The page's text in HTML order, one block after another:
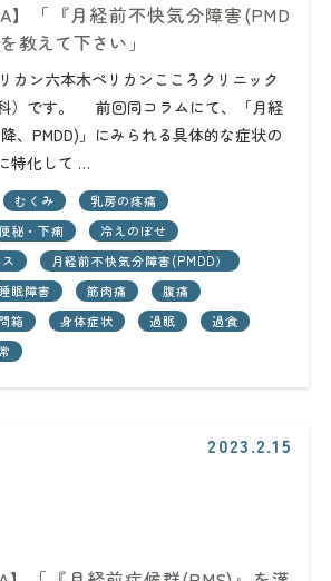
】「『月経前不快気分障害(PMD
教えて下さい」
カン六本木ペリカンこころクリニック
科）です。 前回同コラムにて、「月経
、PMDD)」にみられる具体的な症状の
特化して …
むくみ
乳房の疼痛
秘・下痢
冷えのぼせ
月経前不快気分障害(PMDD）
睡眠障害 筋肉痛
腹痛
箱 身体症状 過眠
過食
2023.2.15